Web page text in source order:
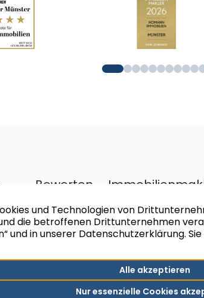
Bewerten –
Zu unserem Rundum-Sorglos-
eine realistische Werteinschätzung
Seit vielen Jahren gilt bei uns das
Prinzip“. Grundsätzlich erfolgt nach
Wertermittlung unabhängig davon
Sollte die Wertermittlung komplexer